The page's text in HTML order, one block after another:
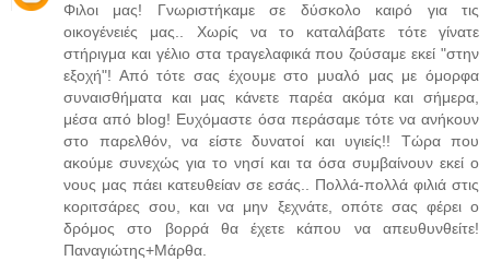
Φιλοι μας! Γνωριστήκαμε σε δύσκολο καιρό για τις
οικογένειές μας.. Χωρίς να το καταλάβατε τότε γίνατε
στήριγμα και γέλιο στα τραγελαφικά που ζούσαμε εκεί "στην
εξοχή"! Από τότε σας έχουμε στο μυαλό μας με όμορφα
συναισθήματα και μας κάνετε παρέα ακόμα και σήμερα,
μέσα από blog! Ευχόμαστε όσα περάσαμε τότε να ανήκουν
στο παρελθόν, να είστε δυνατοί και υγιείς!! Τώρα που
ακούμε συνεχώς για το νησί και τα όσα συμβαίνουν εκεί ο
νους μας πάει κατευθείαν σε εσάς.. Πολλά-πολλά φιλιά στις
κοριτσάρες σου, και να μην ξεχνάτε, οπότε σας φέρει ο
δρόμος στο βορρά θα έχετε κάπου να απευθυνθείτε!
Παναγιώτης+Μάρθα.